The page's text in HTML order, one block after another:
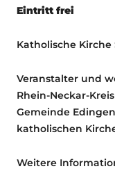
Eintritt frei
Katholische Kirche
Veranstalter und
Rhein-Neckar-
Gemeinde
katholischen
Weitere